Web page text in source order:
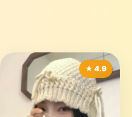
★ 4.9